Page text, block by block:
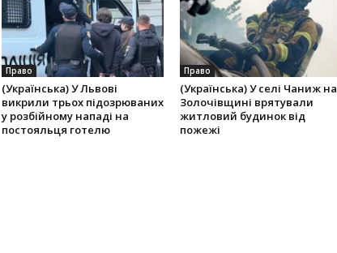
Право
(Українська) У Львові
викрили трьох підозрюваних
у розбійному нападі на
постояльця готелю
Право
(Українська) У селі Чаниж на
Золочівщині врятували
житловий будинок від
пожежі